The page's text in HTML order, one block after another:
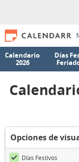
Calendario
2026
Días
Opciones de
Días Festivos